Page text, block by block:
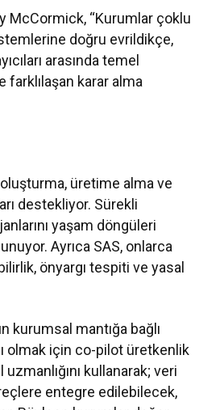
McCormick, “Kurumlar çoklu
doğru evrildikçe,
arasında temel
farklılaşan karar alma
oluşturma, üretime alma ve
destekliyor. Sürekli
yaşam döngüleri
Ayrıca SAS, onlarca
önyargı tespiti ve yasal
kurumsal mantığa bağlı
olmak için co-pilot üretkenlik
kullanarak; veri
entegre edilebilecek,